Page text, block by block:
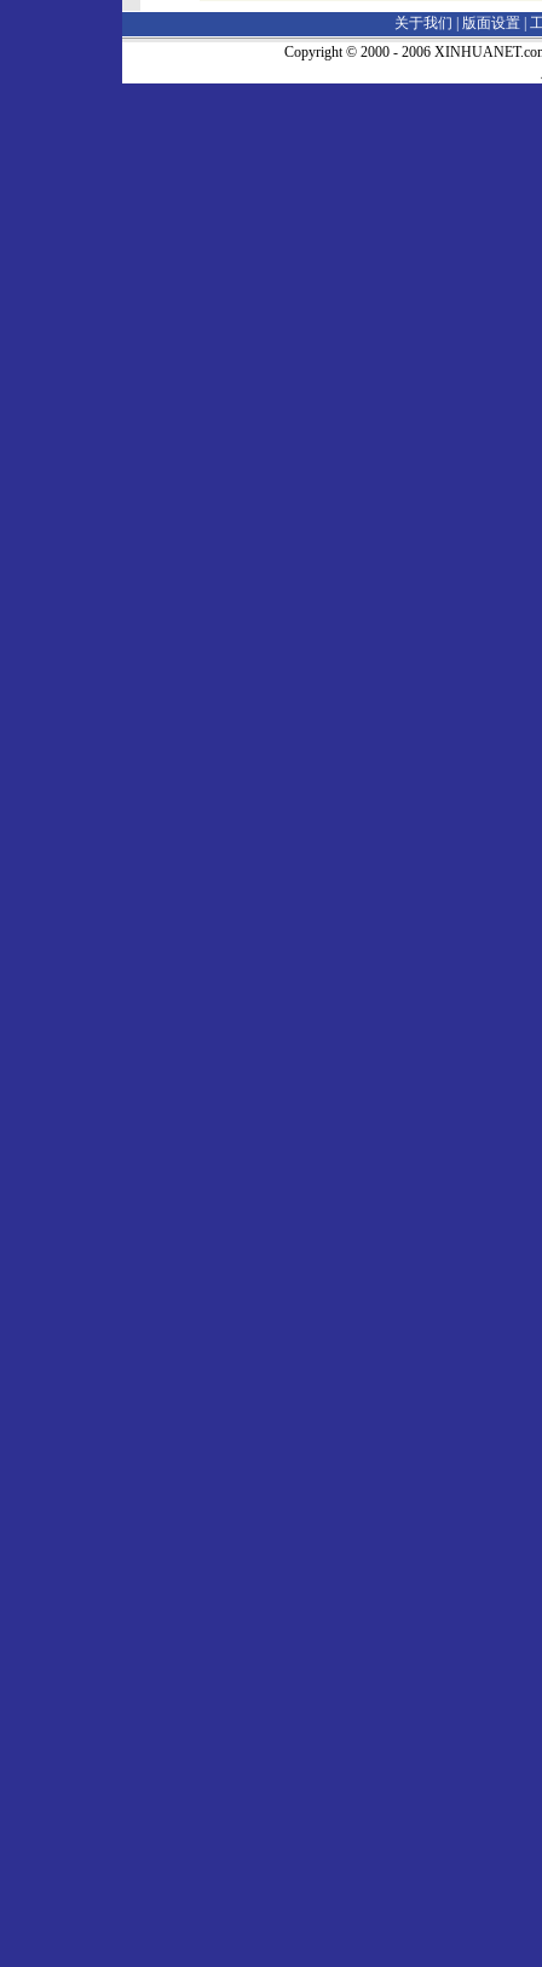
关于我们 | 版面设置
Copyright © 2000 - 2006